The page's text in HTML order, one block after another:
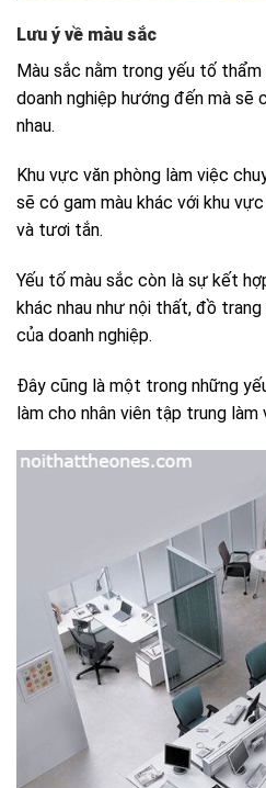
Lưu ý về màu sắc
Màu sắc nằm trong yếu tố
doanh nghiệp hướng đến mà sẽ
nhau.
Khu vực văn phòng làm việc
sẽ có gam màu khác với khu
và tươi tắn.
Yếu tố màu sắc còn là sự kết
khác nhau như nội thất, đồ
của doanh nghiệp.
Đây cũng là một trong những
làm cho nhân viên tập trung làm